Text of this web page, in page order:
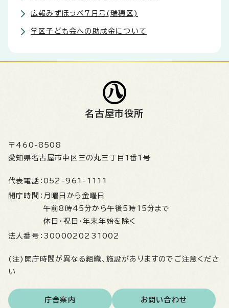
広報みずほっぺ7月号(瑞穂区)
学区子ども会への助成金について
名古屋市役所
〒460-8508
愛知県名古屋市中区三の丸三丁目1番1号
代表電話： 052-961-1111
開庁時間： 月曜日から金曜日
午前8時45分から午後5時15分まで
休日・祝日・年末年始を除く
法人番号： 3000020231002
(注)開庁時間が異なる組織、施設がありますのでご注意くださ
い
庁舎案内 お問い合わせ